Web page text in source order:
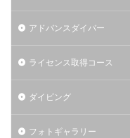
アドバンスダイバー
ライセンス取得コース
ダイビング
フォトギャラリー